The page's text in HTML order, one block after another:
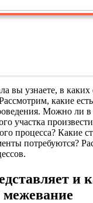
вы узнаете, в каких
какие
Можно ли
участка
процесса? Какие
потребуются?
и
межевание